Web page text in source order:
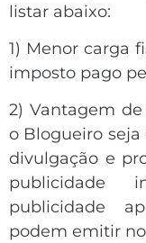
listar abaixo:
1) Menor carga
imposto pago
2) Vantagem
o Blogueiro
divulgação e
publicidade
publicidade
podem emitir